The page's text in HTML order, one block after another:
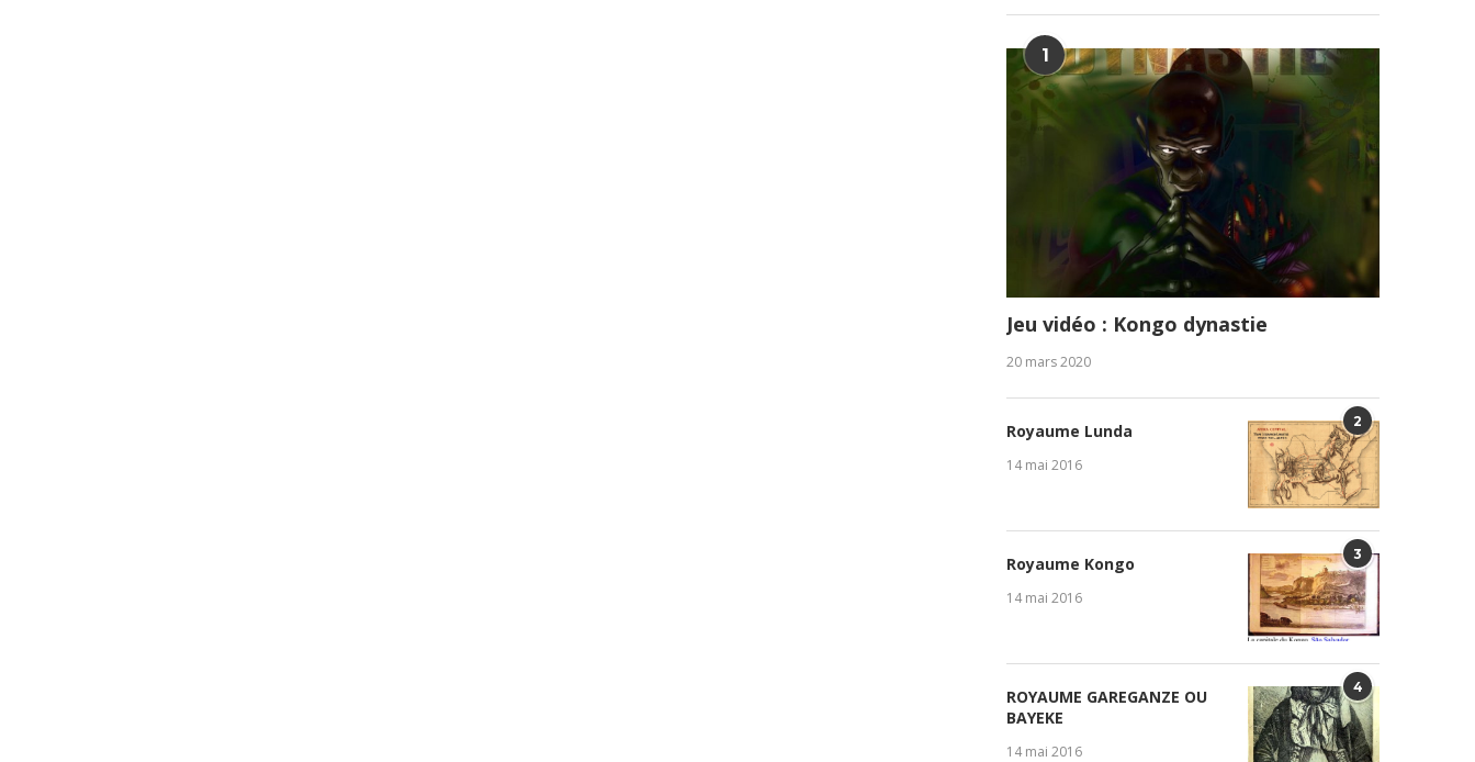
1
Jeu vidéo : Kongo dynastie
20 mars 2020
2
Royaume Lunda
14 mai 2016
3
Royaume Kongo
14 mai 2016
4
ROYAUME GAREGANZE OU
BAYEKE
14 mai 2016